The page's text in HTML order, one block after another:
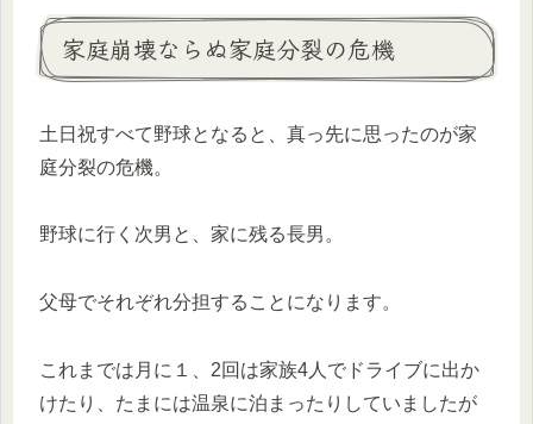
家庭崩壊ならぬ家庭分裂の危機
土日祝すべて野球となると、真っ先に思ったのが家
庭分裂の危機。
野球に行く次男と、家に残る長男。
父母でそれぞれ分担することになります。
これまでは月に１、2回は家族4人でドライブに出か
けたり、たまには温泉に泊まったりしていましたが